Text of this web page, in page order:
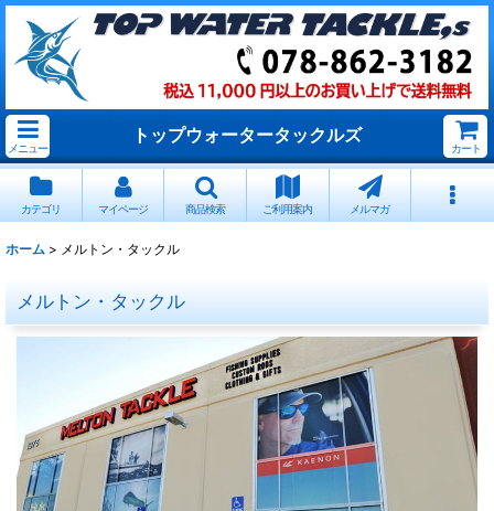
メニュー
トップウォータータックルズ
カート
カテゴリ マイページ 商品検索 ご利用案内 メルマガ
ホーム > メルトン・タックル
メルトン・タックル